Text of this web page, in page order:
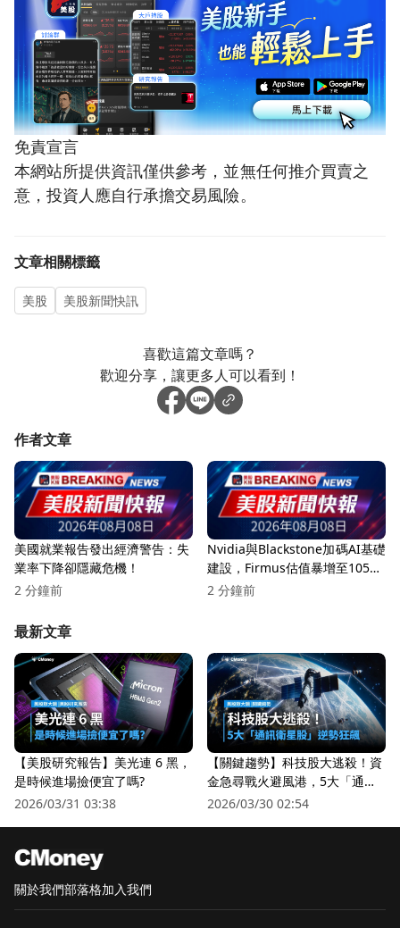
免責宣言
本網站所提供資訊僅供參考，並無任何推介買賣之
意，投資人應自行承擔交易風險。
文章相關標籤
美股 美股新聞快訊
喜歡這篇文章嗎？
歡迎分享，讓更多人可以看到！
作者文章
美國就業報告發出經濟警告：失
業率下降卻隱藏危機！
2 分鐘前
Nvidia與Blackstone加碼AI基礎
建設，Firmus估值暴增至105億
美元！
2 分鐘前
最新文章
【美股研究報告】美光連 6 黑，
是時候進場撿便宜了嗎?
2026/03/31 03:38
【關鍵趨勢】科技股大逃殺！資
金急尋戰火避風港，5大「通訊
衛星股」逆勢狂飆
2026/03/30 02:54
關於我們部落格加入我們